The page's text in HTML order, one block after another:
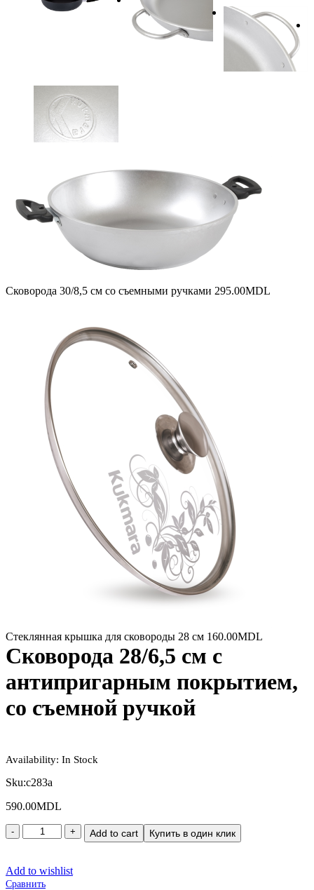
Сковорода 30/8,5 см со съемными ручками 295.00MDL
Стеклянная крышка для сковороды 28 см 160.00MDL
Сковорода 28/6,5 см с
антипригарным покрытием,
со съемной ручкой
Availability: In Stock
Sku:с283а
590.00MDL
Add to cart Купить в один клик
Add to wishlist
Сравнить